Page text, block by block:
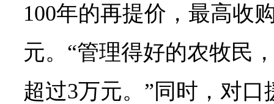
100年的再提价，最高收
元。“管理得好的农牧民
超过3万元。”同时，对